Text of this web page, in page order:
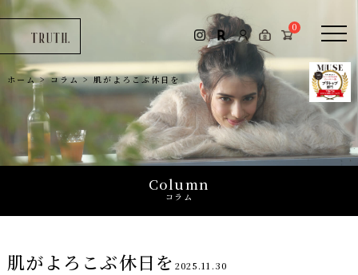
お問い合わせ
0
0
ホーム>コラム>肌がよろこぶ休日を
Column
コラム
肌がよろこぶ休日を 2025.11.30